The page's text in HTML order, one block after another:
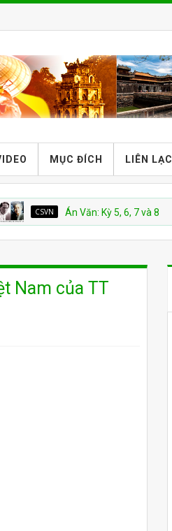
MỤC ĐÍCH LIÊN LẠC
CSVN Án Văn: Kỳ 5, 6, 7 và 8
Nam của TT